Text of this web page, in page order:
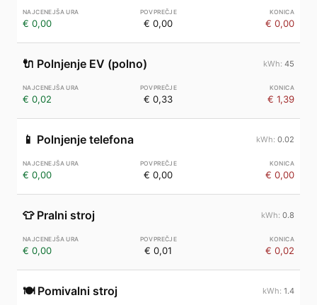
€ 0,00 € 0,00 € 0,00
🔌 Polnjenje EV (polno) 45
€ 0,02 € 0,33 € 1,39
📱 Polnjenje telefona 0.02
€ 0,00 € 0,00 € 0,00
👕 Pralni stroj 0.8
€ 0,00 € 0,01 € 0,02
🍽️ Pomivalni stroj 1.4